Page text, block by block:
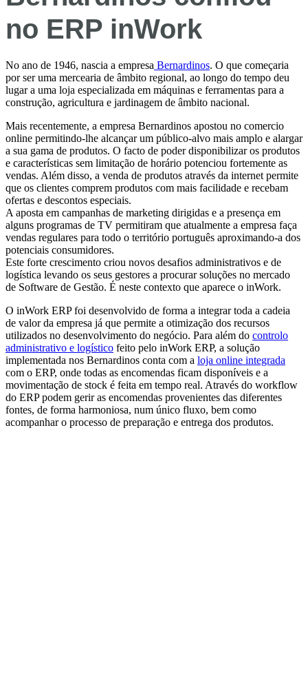
no ERP inWork
No ano de 1946, nascia a empresa Bernardinos. O que começaria
por ser uma mercearia de âmbito regional, ao longo do tempo deu
lugar a uma loja especializada em máquinas e ferramentas para a
construção, agricultura e jardinagem de âmbito nacional.
Mais recentemente, a empresa Bernardinos apostou no comercio
online permitindo-lhe alcançar um público-alvo mais amplo e alargar
a sua gama de produtos. O facto de poder disponibilizar os produtos
e características sem limitação de horário potenciou fortemente as
vendas. Além disso, a venda de produtos através da internet permite
que os clientes comprem produtos com mais facilidade e recebam
ofertas e descontos especiais.
A aposta em campanhas de marketing dirigidas e a presença em
alguns programas de TV permitiram que atualmente a empresa faça
vendas regulares para todo o território português aproximando-a dos
potenciais consumidores.
Este forte crescimento criou novos desafios administrativos e de
logística levando os seus gestores a procurar soluções no mercado
de Software de Gestão. É neste contexto que aparece o inWork.
O inWork ERP foi desenvolvido de forma a integrar toda a cadeia
de valor da empresa já que permite a otimização dos recursos
utilizados no desenvolvimento do negócio. Para além do controlo
administrativo e logístico feito pelo inWork ERP, a solução
implementada nos Bernardinos conta com a loja online integrada
com o ERP, onde todas as encomendas ficam disponíveis e a
movimentação de stock é feita em tempo real. Através do workflow
do ERP podem gerir as encomendas provenientes das diferentes
fontes, de forma harmoniosa, num único fluxo, bem como
acompanhar o processo de preparação e entrega dos produtos.